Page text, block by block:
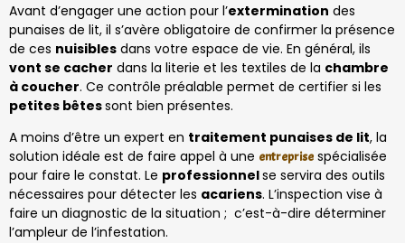
Avant d’engager une action pour l’extermination des
punaises de lit, il s’avère obligatoire de confirmer la présence
de ces nuisibles dans votre espace de vie. En général, ils
vont se cacher dans la literie et les textiles de la chambre
à coucher. Ce contrôle préalable permet de certifier si les
petites bêtessont bien présentes.
A moins d’être un expert en traitement punaises de lit, la
solution idéale est de faire appel à une entreprise spécialisée
pour faire le constat. Le professionnelse servira des outils
nécessaires pour détecter les acariens. L’inspection vise à
faire un diagnostic de la situation ; c’est-à-dire déterminer
l’ampleur de l’infestation.